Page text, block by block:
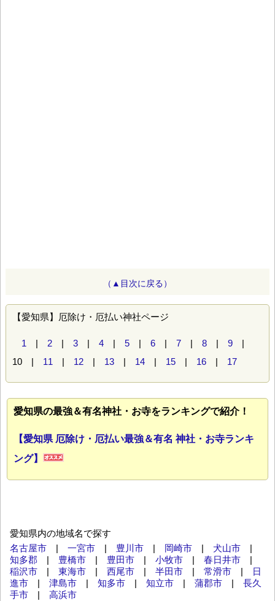
（▲目次に戻る）
【愛知県】厄除け・厄払い神社ページ
1 | 2 | 3 | 4 | 5 | 6 | 7 | 8 | 9 |
10 | 11 | 12 | 13 | 14 | 15 | 16 | 17
愛知県の最強＆有名神社・お寺をランキングで紹介！
【愛知県 厄除け・厄払い最強＆有名 神社・お寺ランキ
ング】
愛知県内の地域名で探す
名古屋市 | 一宮市 | 豊川市 | 岡崎市 | 犬山市 |
知多郡 | 豊橋市 | 豊田市 | 小牧市 | 春日井市 |
稲沢市 | 東海市 | 西尾市 | 半田市 | 常滑市 |
日
進市 | 津島市 | 知多市 | 知立市 | 蒲郡市 | 長久
手市 | 高浜市